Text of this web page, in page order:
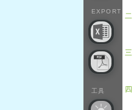
EXPORT
工具
二
三
四